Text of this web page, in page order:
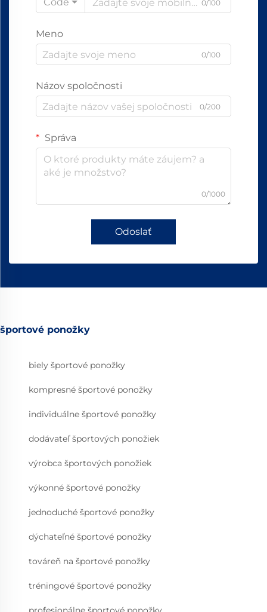
0/100
Meno
0/100
Názov spoločnosti
0/200
Správa
0/1000
Odoslať
športové ponožky
biely športové ponožky
kompresné športové ponožky
individuálne športové ponožky
dodávateľ športových ponožiek
výrobca športových ponožiek
výkonné športové ponožky
jednoduché športové ponožky
dýchateľné športové ponožky
továreň na športové ponožky
tréningové športové ponožky